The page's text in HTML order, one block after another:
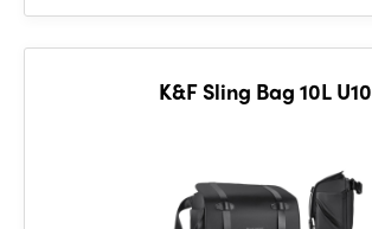
K&F Sling Bag 10L U10